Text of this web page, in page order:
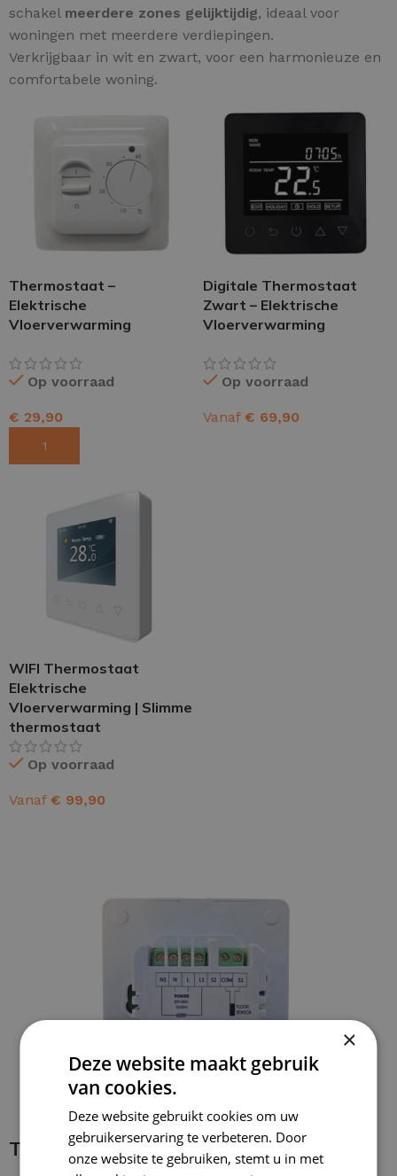
schakel meerdere zones gelijktijdig, ideaal voor
woningen met meerdere verdiepingen.
Verkrijgbaar in wit en zwart, voor een harmonieuze en
comfortabele woning.
Thermostaat –
Elektrische
Vloerverwarming
Op voorraad
€ 29,90
Digitale Thermostaat
Zwart – Elektrische
Vloerverwarming
Op voorraad
Vanaf € 69,90
WIFI Thermostaat
Elektrische
Vloerverwarming | Slimme
thermostaat
Op voorraad
Vanaf € 99,90
Thermostaataansluiting
×
Deze website maakt gebruik
van cookies.
Deze website gebruikt cookies om uw
gebruikerservaring te verbeteren. Door
onze website te gebruiken, stemt u in met